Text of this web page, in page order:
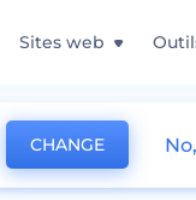
Sites web
de
CHANGE